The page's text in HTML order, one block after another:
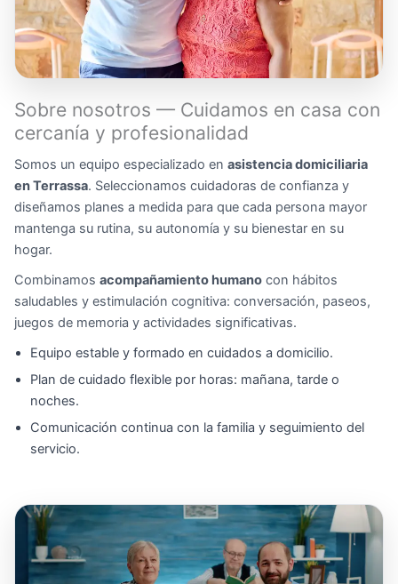
Sobre nosotros — Cuidamos en casa con
cercanía y profesionalidad
Somos un equipo especializado en asistencia domiciliaria
en Terrassa. Seleccionamos cuidadoras de confianza y
diseñamos planes a medida para que cada persona mayor
mantenga su rutina, su autonomía y su bienestar en su
hogar.
Combinamos acompañamiento humano con hábitos
saludables y estimulación cognitiva: conversación, paseos,
juegos de memoria y actividades significativas.
Equipo estable y formado en cuidados a domicilio.
Plan de cuidado flexible por horas: mañana, tarde o
noches.
Comunicación continua con la familia y seguimiento del
servicio.